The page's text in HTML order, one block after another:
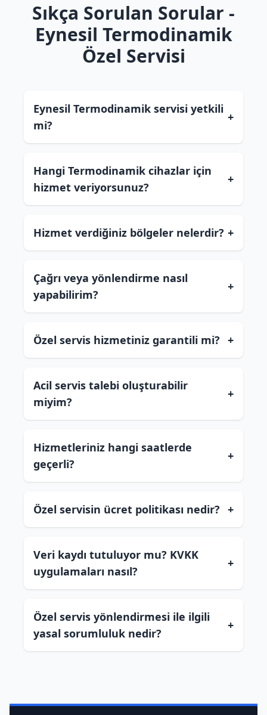
Sıkça Sorulan Sorular -
Eynesil Termodinamik
Özel Servisi
Eynesil Termodinamik servisi yetkili
mi?
+
Hangi Termodinamik cihazlar için
hizmet veriyorsunuz?
+
Hizmet verdiğiniz bölgeler nelerdir? +
Çağrı veya yönlendirme nasıl
yapabilirim?
+
Özel servis hizmetiniz garantili mi? +
Acil servis talebi oluşturabilir
miyim?
+
Hizmetleriniz hangi saatlerde
geçerli?
+
Özel servisin ücret politikası nedir? +
Veri kaydı tutuluyor mu? KVKK
uygulamaları nasıl?
+
Özel servis yönlendirmesi ile ilgili
yasal sorumluluk nedir?
+